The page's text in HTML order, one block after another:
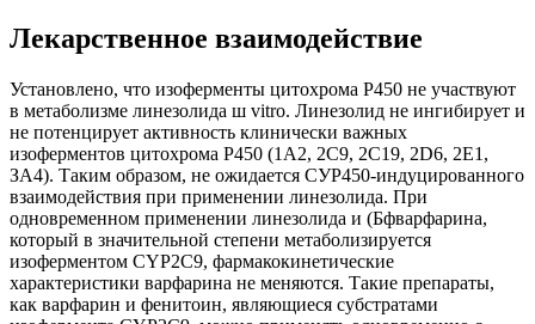
Лекарственное взаимодействие
Установлено, что изоферменты цитохрома Р450 не участвуют
в метаболизме линезолида ш vitro. Линезолид не ингибирует и
не потенцирует активность клинически важных
изоферментов цитохрома Р450 (1А2, 2С9, 2С19, 2D6, 2Е1,
ЗА4). Таким образом, не ожидается СУР450-индуцированного
взаимодействия при применении линезолида. При
одновременном применении линезолида и (Бфварфарина,
который в значительной степени метаболизируется
изоферментом CYP2C9, фармакокинетические
характеристики варфарина не меняются. Такие препараты,
как варфарин и фенитоин, являющиеся субстратами